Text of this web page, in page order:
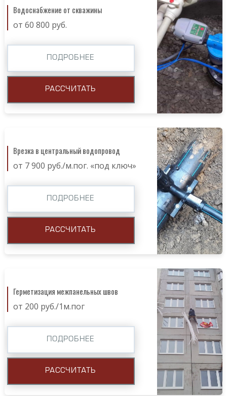
Водоснабжение от скважины
от 60 800 руб.
ПОДРОБНЕЕ
РАССЧИТАТЬ
Врезка в центральный водопровод
от 7 900 руб./м.пог. «под ключ»
ПОДРОБНЕЕ
РАССЧИТАТЬ
Герметизация межпанельных швов
от 200 руб./1м.пог
ПОДРОБНЕЕ
РАССЧИТАТЬ